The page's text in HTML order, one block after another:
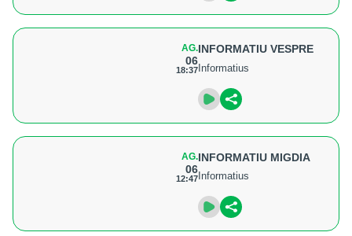
AG.
06
18:37
INFORMATIU VESPRE
Informatius
AG.
06
12:47
INFORMATIU MIGDIA
Informatius